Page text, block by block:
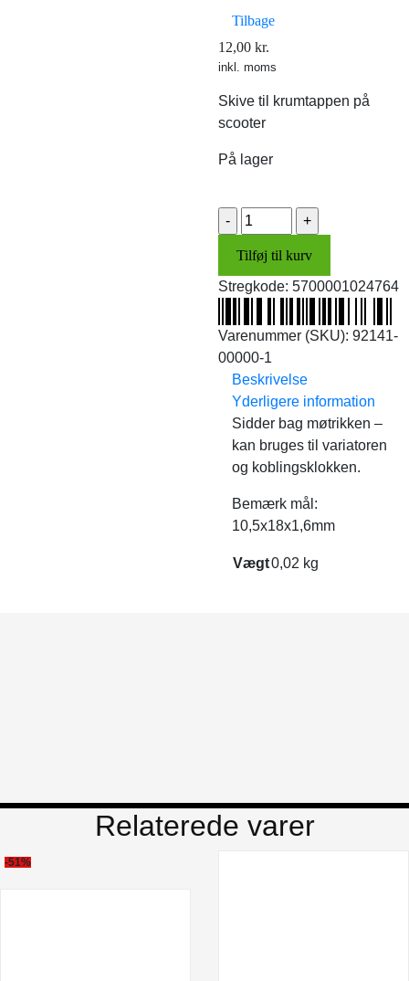
Tilbage
12,00 kr.
inkl. moms
Skive til krumtappen på
scooter
På lager
Skive
t/krumtap
(10x1,6)
antal
Tilføj til kurv
Stregkode: 5700001024764
Varenummer (SKU): 92141-
00000-1
Beskrivelse
Yderligere information
Sidder bag møtrikken –
kan bruges til variatoren
og koblingsklokken.
Bemærk mål:
10,5x18x1,6mm
Vægt0,02 kg
Relaterede varer
-51%